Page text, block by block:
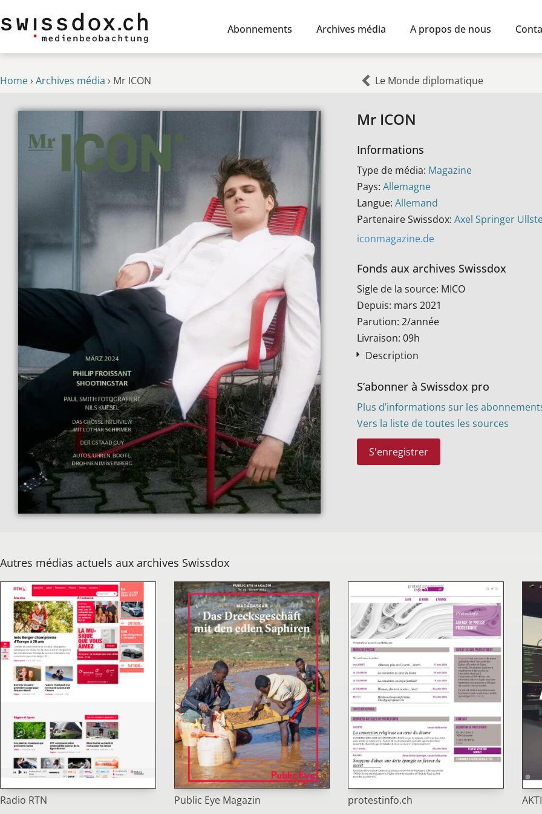
Abonnements Archives média A propos de nous
Home› Archives média › Mr ICON Le Monde diplomatique
Mr ICON
Informations
Type de média: Magazine
Pays: Allemagne
Langue: Allemand
Partenaire Swissdox: Axel Springer
iconmagazine.de
Fonds aux archives Swissdox
Sigle de la source: MICO
Depuis: mars 2021
Parution: 2/année
Livraison: 09h
Description
S’abonner à Swissdox pro
Plus d’informations sur les
Vers la liste de toutes les sources
S'enregistrer
Autres médias actuels aux archives Swissdox
Radio RTN Public Eye Magazin protestinfo.ch